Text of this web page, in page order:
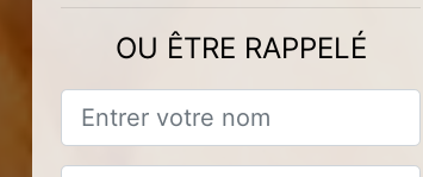
OU ÊTRE RAPPELÉ